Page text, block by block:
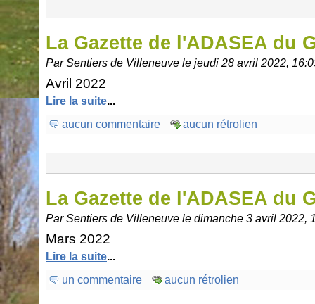
La Gazette de l'ADASEA du
Par Sentiers de Villeneuve le jeudi 28 avril 2022,
Avril 2022
Lire la suite...
aucun commentaire
aucun rétrolien
La Gazette de l'ADASEA du
Par Sentiers de Villeneuve le dimanche 3 avril 2022,
Mars 2022
Lire la suite...
un commentaire
aucun rétrolien